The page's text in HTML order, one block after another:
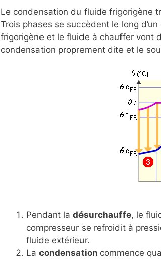
Le condensation du fluide frigorigène
Trois phases se succèdent le long
frigorigène et le fluide à chauffer vont
condensation proprement dite et le
Pendant la désurchauffe, le
compresseur se refroidit à
fluide extérieur.
La condensation commence